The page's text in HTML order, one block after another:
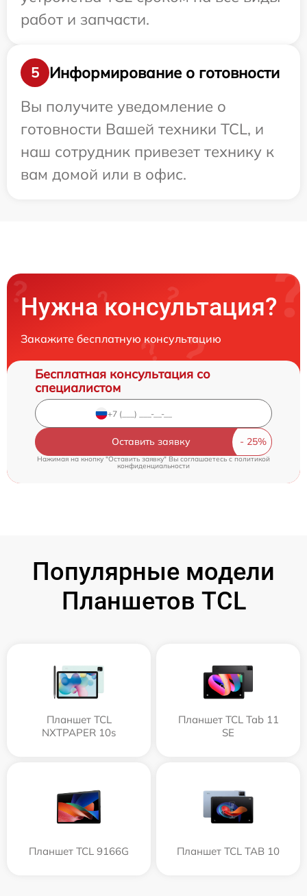
работ и запчасти.
5
Информирование о готовности
Вы получите уведомление о
готовности Вашей техники TCL, и
наш сотрудник привезет технику к
вам домой или в офис.
Нужна консультация?
Закажите бесплатную консультацию
Бесплатная консультация со
специалистом
Оставить заявку
Нажимая на кнопку "Оставить заявку" Вы соглашаетесь c политикой
конфиденциальности
Популярные модели
Планшетов TCL
Планшет TCL
NXTPAPER 10s
Планшет TCL Tab 11
SE
Планшет TCL 9166G Планшет TCL TAB 10